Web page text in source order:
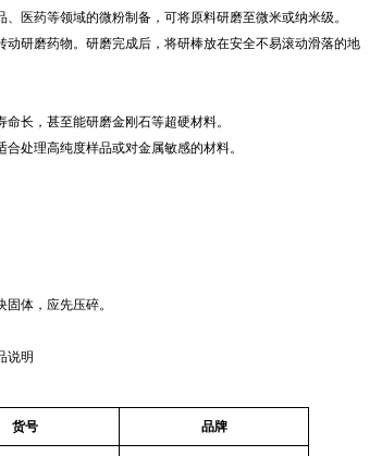
医药等领域的微粉制备，可将原料研磨至微米或纳米级。‌
研磨药物。研磨完成后，将研棒放在安全不易滚动滑落的地
长，甚至能研磨金刚石等超硬材料。‌‌‌‌
处理高纯度样品或对金属敏感的材料。‌‌
体，应先压碎。
说明
货号 品牌